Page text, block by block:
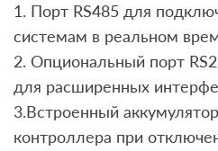
1. Порт RS485 для
системам в реальном
2. Опциональный порт
для расширенных
3.Встроенный
контроллера при